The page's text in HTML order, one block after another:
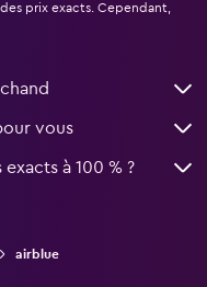
prix exacts. Cependant,
vous
à 100 % ?
airblue